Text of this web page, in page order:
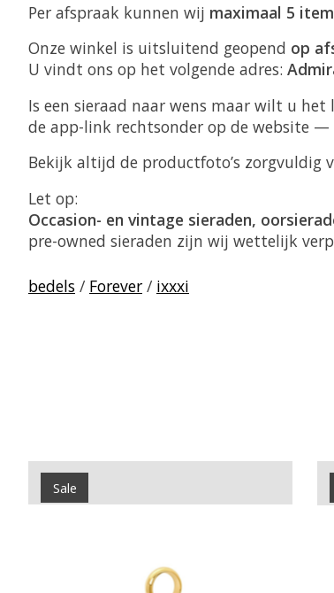
Per afspraak kunnen wij maximaal 5
Onze winkel is uitsluitend geopend op
U vindt ons op het volgende adres:
Is een sieraad naar wens maar wilt u
de app-link rechtsonder op de website
Bekijk altijd de productfoto’s zorgvuldig
Let op:
Occasion- en vintage sieraden,
pre-owned sieraden zijn wij wettelijk
bedels / Forever / ixxxi
Items van productcarrousel
Sale